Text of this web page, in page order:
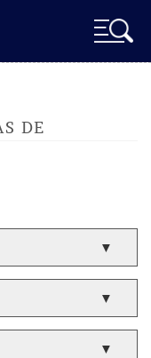
DE
▼
▼
▼